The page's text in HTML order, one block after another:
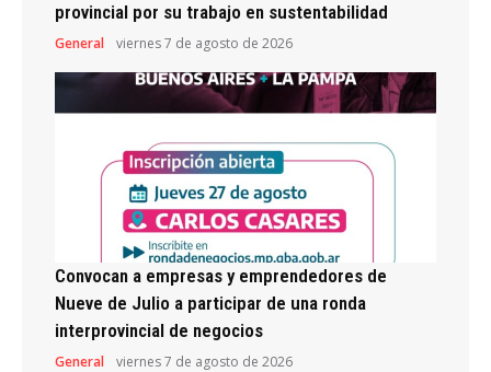
provincial por su trabajo en sustentabilidad
General viernes 7 de agosto de 2026
Convocan a empresas y emprendedores de
Nueve de Julio a participar de una ronda
interprovincial de negocios
General viernes 7 de agosto de 2026